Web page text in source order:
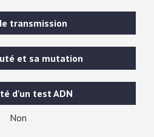
transmission
et sa mutation
d'un test ADN
Non